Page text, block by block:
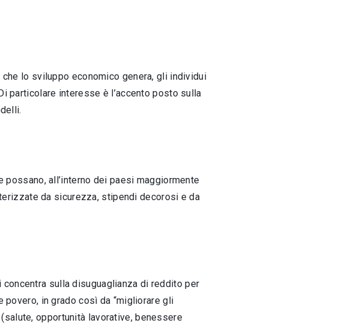
lo sviluppo economico genera, gli individui
particolare interesse è l’accento posto sulla
all’interno dei paesi maggiormente
da sicurezza, stipendi decorosi e da
sulla disuguaglianza di reddito per
in grado così da “migliorare gli
opportunità lavorative, benessere